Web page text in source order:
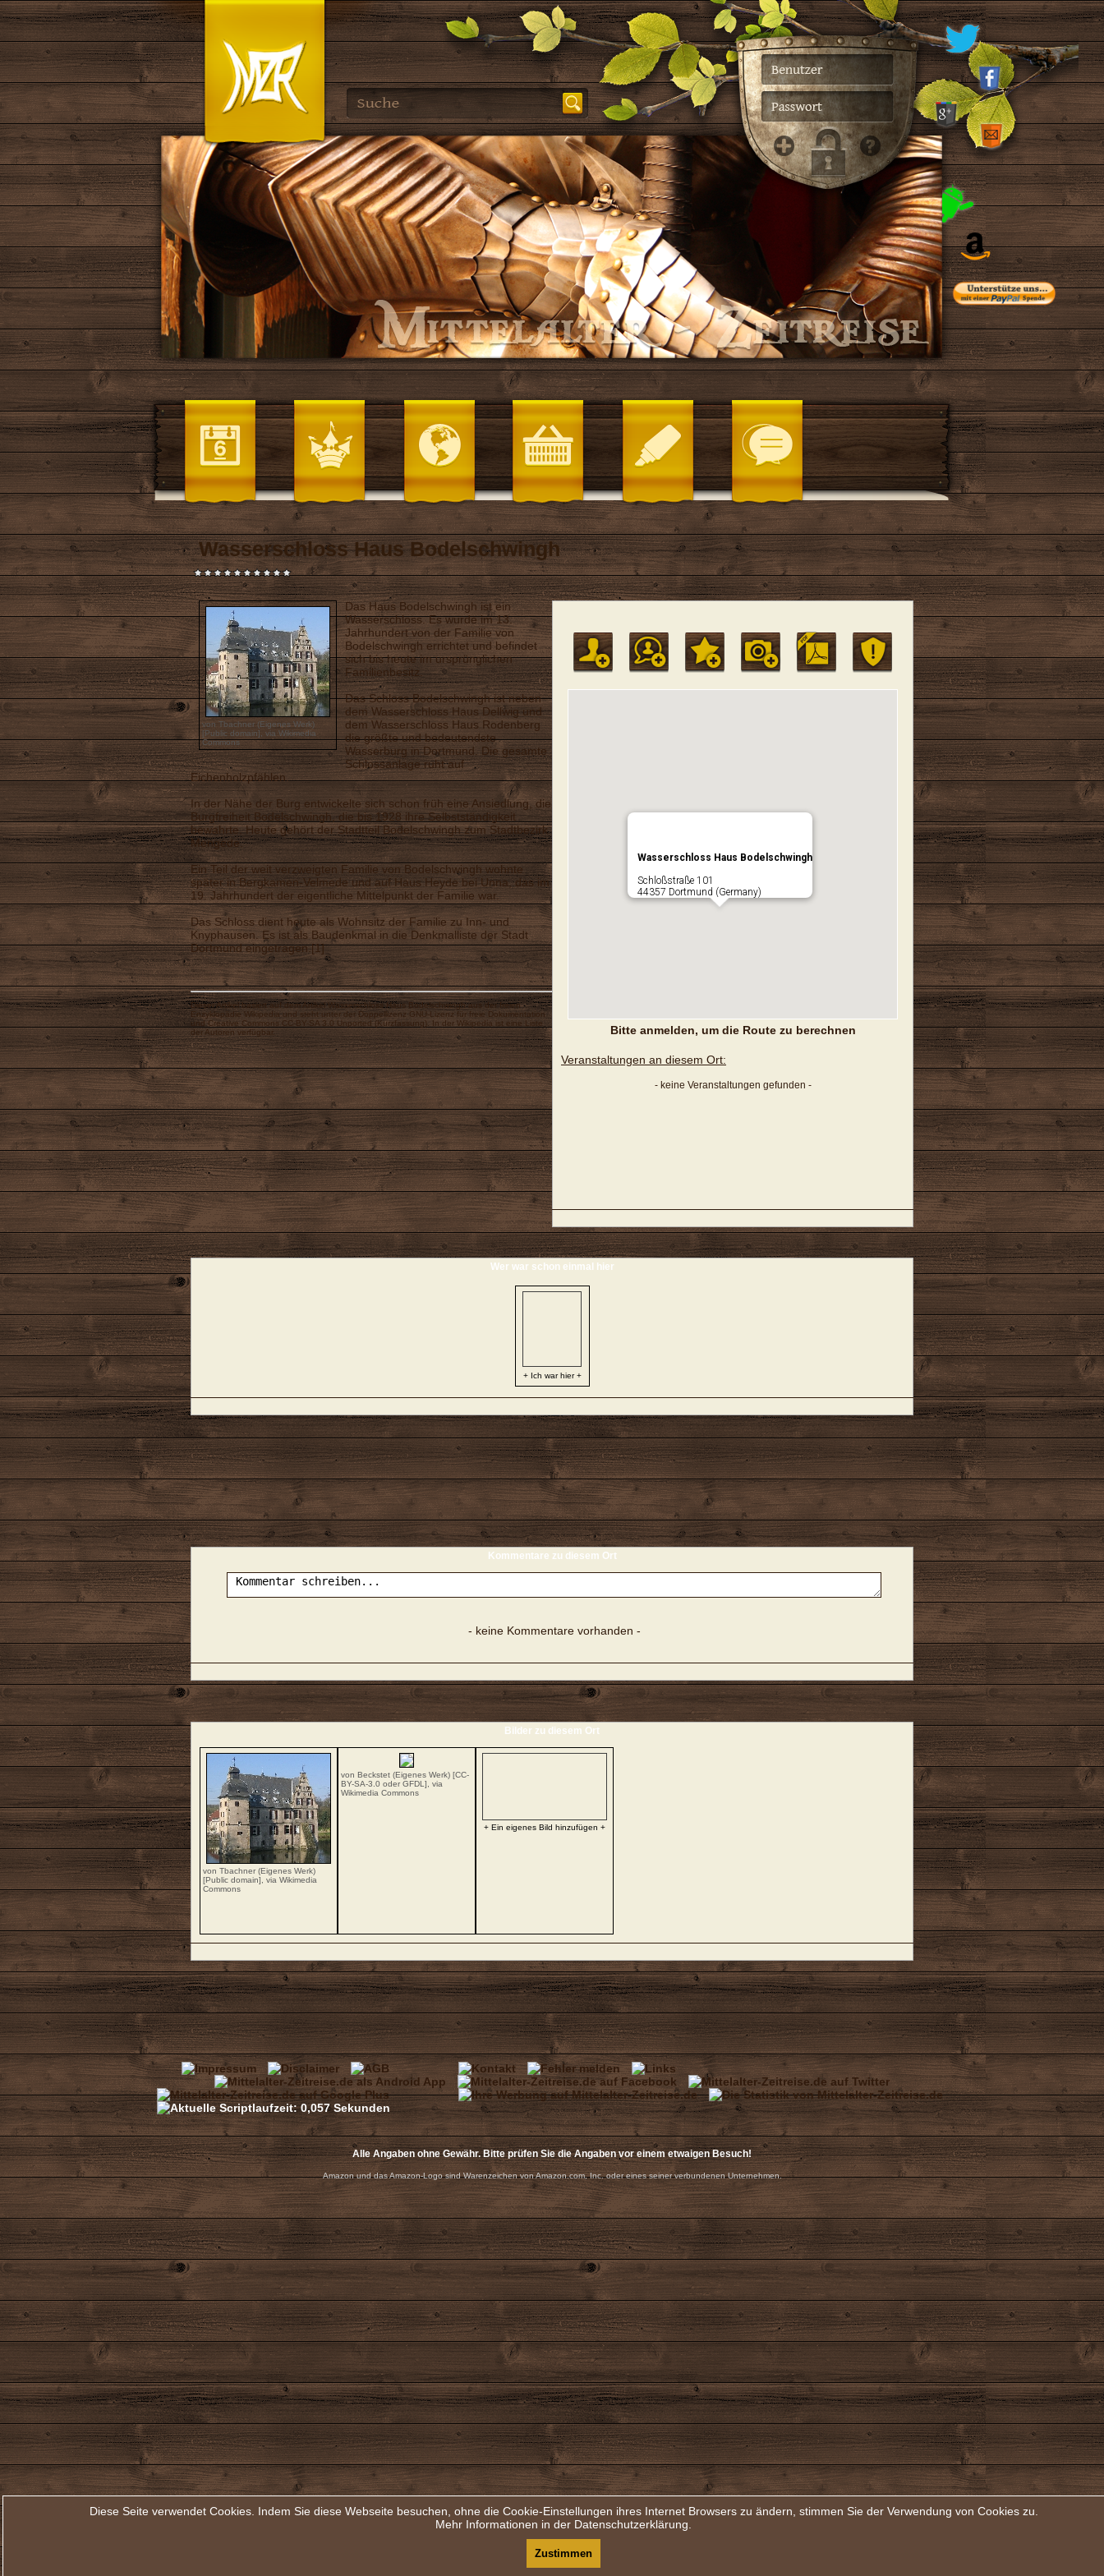
Wasserschloss Haus Bodelschwingh
von Tbachner (Eigenes Werk)
[Public domain], via Wikimedia
Commons
Wasserschloss Haus Bodelschwingh
Schloßstraße 101
44357 Dortmund (Germany)
Bitte anmelden, um die Route zu berechnen
Veranstaltungen an diesem Ort:
- keine Veranstaltungen gefunden -
Das Haus Bodelschwingh ist ein
Wasserschloss. Es wurde im 13.
Jahrhundert von der Familie von
Bodelschwingh errichtet und befindet
sich bis heute im ursprünglichen
Familienbesitz.
Das Schloss Bodelschwingh ist neben
dem Wasserschloss Haus Dellwig und
dem Wasserschloss Haus Rodenberg
die größte und bedeutendste
Wasserburg in Dortmund. Die gesamte
Schlossanlage ruht auf
Eichenholzpfählen.
In der Nähe der Burg entwickelte sich schon früh eine Ansiedlung, die
Burgfreiheit Bodelschwingh, die bis 1928 ihre Selbstständigkeit
bewahrte. Heute gehört der Stadtteil Bodelschwingh zum Stadtbezirk
Mengede.
Ein Teil der weit verzweigten Familie von Bodelschwingh wohnte
später in Bergkamen-Velmede und auf Haus Heyde bei Unna, das im
19. Jahrhundert der eigentliche Mittelpunkt der Familie war.
Das Schloss dient heute als Wohnsitz der Familie zu Inn- und
Knyphausen. Es ist als Baudenkmal in die Denkmalliste der Stadt
Dortmund eingetragen.[1]
Dieser Artikel basiert auf dem ArtikelWasserschloss Haus Bodelschwinghaus der freien
Enzyklopädie Wikipediaund steht unter der Doppellizenz GNU-Lizenz für freie Dokumentation
und Creative Commons CC-BY-SA 3.0 Unported(Kurzfassung). In der Wikipedia ist eine
Liste
der Autorenverfügbar.
Wer war schon einmal hier
+ Ich war hier +
Kommentare zu diesem Ort
- keine Kommentare vorhanden -
Bilder zu diesem Ort
von Tbachner (Eigenes Werk)
[Public domain], via Wikimedia
Commons
von Beckstet (Eigenes Werk) [CC-
BY-SA-3.0 oder GFDL ], via
Wikimedia Commons
+ Ein eigenes Bild hinzufügen +
Alle Angaben ohne Gewähr. Bitte prüfen Sie die Angaben vor einem etwaigen Besuch!
Amazon und das Amazon-Logo sind Warenzeichen von Amazon.com, Inc. oder eines seiner verbundenen Unternehmen.
Diese Seite verwendet Cookies. Indem Sie diese Webseite besuchen, ohne die Cookie-Einstellungen ihres Internet Browsers zu ändern, stimmen Sie der Verwendung von Cookies zu.
Mehr Informationen in der Datenschutzerklärung.
Zustimmen